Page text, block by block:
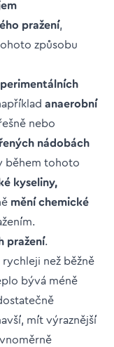
pražení,
způsobu
anaerobní
nebo
nádobách
během tohoto
kyseliny,
mění chemické
pražení.
než běžně
bývá méně
mít výraznější